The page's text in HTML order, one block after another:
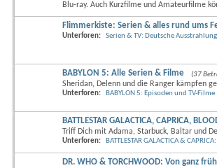
Blu-ray. Auch Kurzfilme und Amateurfilme
Flimmerkiste: Serien & alles rund ums
Unterforen:
Serien & TV: Deutsche Ausstrahlung
BABYLON 5: Alle Serien & Filme (37
Sheridan, Delenn und die Ranger kämpfen
Unterforen: BABYLON 5: Episoden und TV-Filme
BATTLESTAR GALACTICA, CAPRICA,
Triff Dich mit Adama, Starbuck, Baltar und
Unterforen: BATTLESTAR GALACTICA &
DR. WHO & TORCHWOOD: Von ganz